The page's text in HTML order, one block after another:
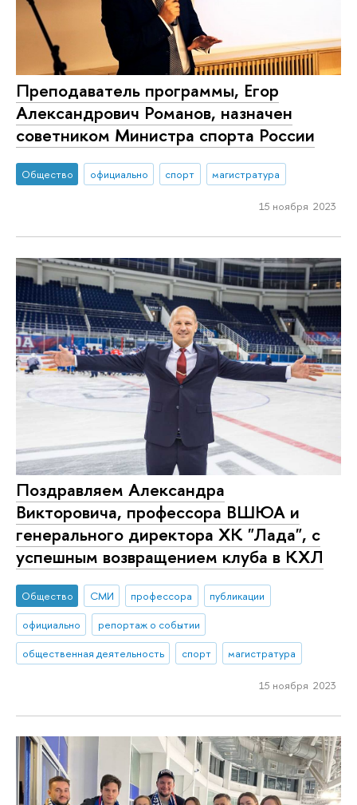
Преподаватель программы, Егор
Александрович Романов, назначен
советником Министра спорта России
Общество официально спорт магистратура
15 ноября 2023
Поздравляем Александра
Викторовича, профессора ВШЮА и
генерального директора ХК "Лада", с
успешным возвращением клуба в КХЛ
Общество СМИ профессора
публикации
официально
репортаж о событии
общественная деятельность
спорт магистратура
15 ноября 2023